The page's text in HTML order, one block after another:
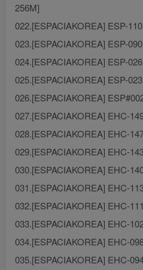
256M]
022.[ESPACIAKOREA] ESP-
023.[ESPACIAKOREA] ESP-
024.[ESPACIAKOREA] ESP-
025.[ESPACIAKOREA] ESP-
026.[ESPACIAKOREA]
027.[ESPACIAKOREA] EHC-
028.[ESPACIAKOREA] EHC-
029.[ESPACIAKOREA] EHC-
030.[ESPACIAKOREA] EHC-
031.[ESPACIAKOREA] EHC-
032.[ESPACIAKOREA] EHC-
033.[ESPACIAKOREA] EHC-
034.[ESPACIAKOREA] EHC-
035.[ESPACIAKOREA] EHC-